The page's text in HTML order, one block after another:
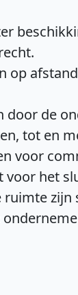
op
door de
tot en
voor
het
zijn